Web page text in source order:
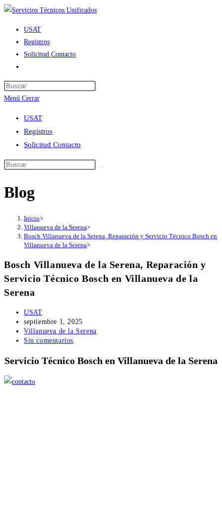
Ir
contenido
USAT
Registros
Solicitud Contacto
de
la
web
Menú Cerrar
USAT
Registros
Solicitud Contacto
Blog
Inicio>
Villanueva de la Serena>
Bosch Villanueva de la Serena, Reparación y Servicio Técnico Bosch en
Villanueva de la Serena>
Bosch Villanueva de la Serena, Reparación y
Servicio Técnico Bosch en Villanueva de la
Serena
Autor
de
la
entrada:
USAT
Publicación
de
la
septiembre 1, 2025
Categoría
de
entrada:
Villanueva de la Serena
Comentarios
la
Sin comentarios
Servicio Técnico Bosch en Villanueva de la Serena